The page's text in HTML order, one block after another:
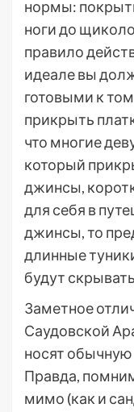
нормы:
ноги до
правило
идеале вы
готовыми к
прикрыть
что многие
который
джинсы,
для себя в
джинсы, то
длинные
будут
Заметное
Саудовской
носят
Правда,
мимо (как и